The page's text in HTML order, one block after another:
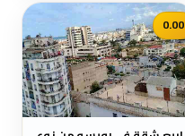
فردي موثق ودفتر عقاري
السعر f3مليار و200 مليون
ب...
0.00